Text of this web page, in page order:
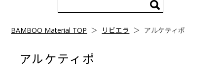
索:
BAMBOO Material TOP ＞ リビエラ ＞ アルケティポ
アルケティポ